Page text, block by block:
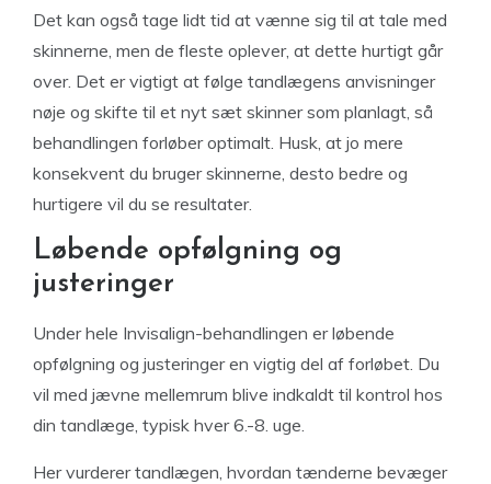
Det kan også tage lidt tid at vænne sig til at tale med
skinnerne, men de fleste oplever, at dette hurtigt går
over. Det er vigtigt at følge tandlægens anvisninger
nøje og skifte til et nyt sæt skinner som planlagt, så
behandlingen forløber optimalt. Husk, at jo mere
konsekvent du bruger skinnerne, desto bedre og
hurtigere vil du se resultater.
Løbende opfølgning og
justeringer
Under hele Invisalign-behandlingen er løbende
opfølgning og justeringer en vigtig del af forløbet. Du
vil med jævne mellemrum blive indkaldt til kontrol hos
din tandlæge, typisk hver 6.-8. uge.
Her vurderer tandlægen, hvordan tænderne bevæger